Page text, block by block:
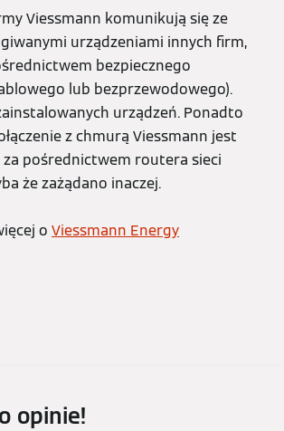
Viessmann komunikują się ze
urządzeniami innych firm,
bezpiecznego
lub bezprzewodowego).
urządzeń. Ponadto
z chmurą Viessmann jest
za pośrednictwem routera sieci
że zażądano inaczej.
o Viessmann Energy
opinie!